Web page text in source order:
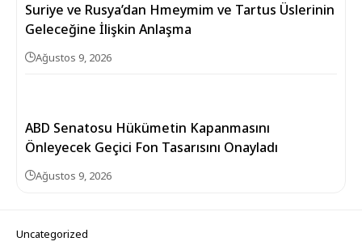
Suriye ve Rusya’dan Hmeymim ve Tartus Üslerinin
Geleceğine İlişkin Anlaşma
Ağustos 9, 2026
ABD Senatosu Hükümetin Kapanmasını
Önleyecek Geçici Fon Tasarısını Onayladı
Ağustos 9, 2026
Uncategorized